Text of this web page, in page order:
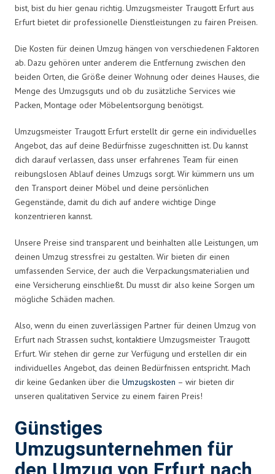
bist, bist du hier genau richtig. Umzugsmeister Traugott Erfurt aus
Erfurt bietet dir professionelle Dienstleistungen zu fairen Preisen.
Die Kosten für deinen Umzug hängen von verschiedenen Faktoren
ab. Dazu gehören unter anderem die Entfernung zwischen den
beiden Orten, die Größe deiner Wohnung oder deines Hauses, die
Menge des Umzugsguts und ob du zusätzliche Services wie
Packen, Montage oder Möbelentsorgung benötigst.
Umzugsmeister Traugott Erfurt erstellt dir gerne ein individuelles
Angebot, das auf deine Bedürfnisse zugeschnitten ist. Du kannst
dich darauf verlassen, dass unser erfahrenes Team für einen
reibungslosen Ablauf deines Umzugs sorgt. Wir kümmern uns um
den Transport deiner Möbel und deine persönlichen
Gegenstände, damit du dich auf andere wichtige Dinge
konzentrieren kannst.
Unsere Preise sind transparent und beinhalten alle Leistungen, um
deinen Umzug stressfrei zu gestalten. Wir bieten dir einen
umfassenden Service, der auch die Verpackungsmaterialien und
eine Versicherung einschließt. Du musst dir also keine Sorgen um
mögliche Schäden machen.
Also, wenn du einen zuverlässigen Partner für deinen Umzug von
Erfurt nach Strassen suchst, kontaktiere Umzugsmeister Traugott
Erfurt. Wir stehen dir gerne zur Verfügung und erstellen dir ein
individuelles Angebot, das deinen Bedürfnissen entspricht. Mach
dir keine Gedanken über die Umzugskosten – wir bieten dir
unseren qualitativen Service zu einem fairen Preis!
Günstiges
Umzugsunternehmen für